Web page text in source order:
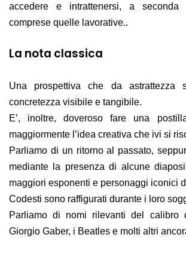
accedere e intrattenersi, a seconda
comprese quelle lavorative..
La nota classica
Una prospettiva che da astrattezza
concretezza visibile e tangibile.
E’, inoltre, doveroso fare una
maggiormente l’idea creativa che ivi si
Parliamo di un ritorno al passato,
mediante la presenza di alcune
maggiori esponenti e personaggi iconici
Codesti sono raffigurati durante i loro
Parliamo di nomi rilevanti del calibro
Giorgio Gaber, i Beatles e molti altri